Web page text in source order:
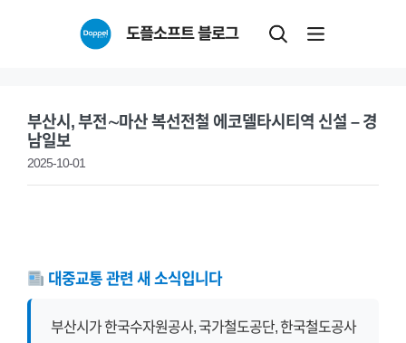
도플소프트 블로그
부산시, 부전∼마산 복선전철 에코델타시티역 신설 – 경
남일보
2025-10-01
대중교통 관련 새 소식입니다
부산시가 한국수자원공사, 국가철도공단, 한국철도공사